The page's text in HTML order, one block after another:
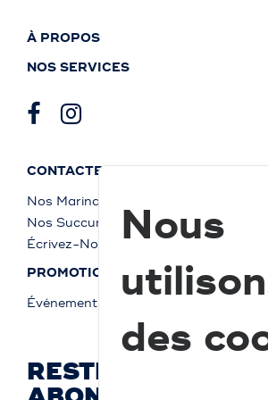
À PROPOS
NOS SERVICES
CONTACTEZ-NOUS
Nos Marinas
Nos Succursales
Écrivez-Nous
PROMOTIONS
Événements
RESTEZ À JOUR ET
Nous
des